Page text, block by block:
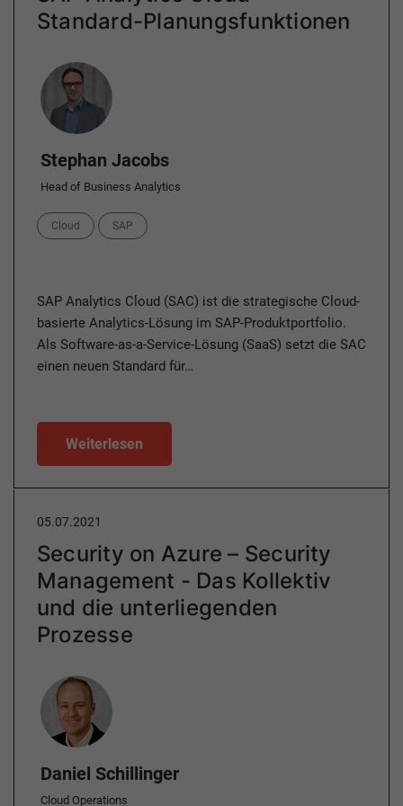
Standard-Planungsfunktionen
Author
Stephan Jacobs
Head of Business Analytics
Categories
Cloud SAP
SAP Analytics Cloud (SAC) ist die strategische Cloud-
basierte Analytics-Lösung im SAP-Produktportfolio.
Als Software-as-a-Service-Lösung (SaaS) setzt die SAC
einen neuen Standard für…
Weiterlesen
05.07.2021
Security on Azure – Security
Management - Das Kollektiv
und die unterliegenden
Prozesse
Author
Daniel Schillinger
Cloud Operations